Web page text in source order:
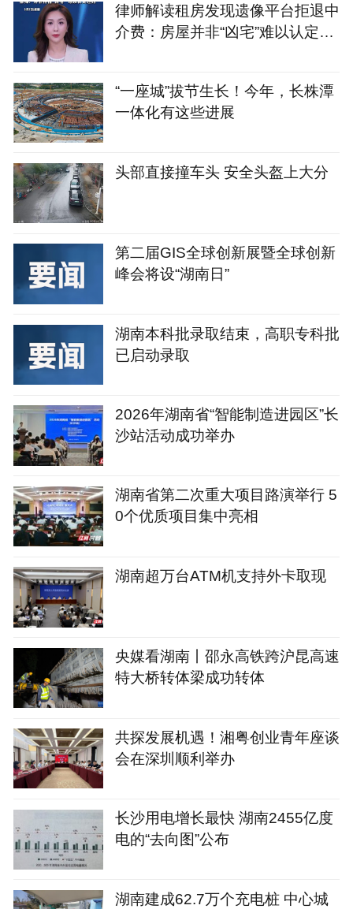
律师解读租房发现遗像平台拒退中
介费：房屋并非“凶宅”难以认定违
“一座城”拔节生长！今年，长株潭
一体化有这些进展
头部直接撞车头 安全头盔上大分
第二届GIS全球创新展暨全球创新
峰会将设“湖南日”
湖南本科批录取结束，高职专科批
已启动录取
2026年湖南省“智能制造进园区”长
沙站活动成功举办
湖南省第二次重大项目路演举行 5
0个优质项目集中亮相
湖南超万台ATM机支持外卡取现
央媒看湖南丨邵永高铁跨沪昆高速
特大桥转体梁成功转体
共探发展机遇！湘粤创业青年座谈
会在深圳顺利举办
长沙用电增长最快 湖南2455亿度
电的“去向图”公布
湖南建成62.7万个充电桩 中心城